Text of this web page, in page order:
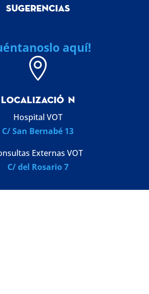
SUGERENCIAS
aquí!

LOCALIZACIÓ N
Hospital VOT
C/ San Bernabé 13
Externas VOT
C/ del Rosario 7